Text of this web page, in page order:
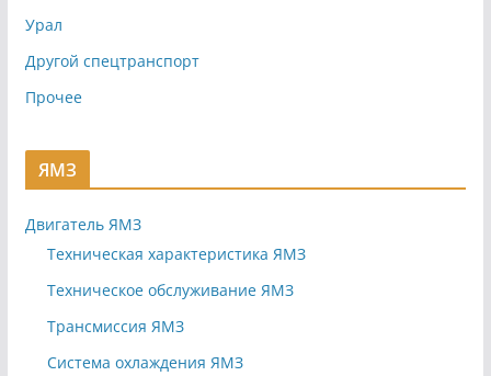
Урал
Другой спецтранспорт
Прочее
ЯМЗ
Двигатель ЯМЗ
Техническая характеристика ЯМЗ
Техническое обслуживание ЯМЗ
Трансмиссия ЯМЗ
Система охлаждения ЯМЗ